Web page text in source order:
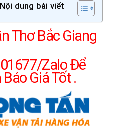
Nội dung bài viết
Thơ Bắc Giang
Zalo Để
Giá Tốt .